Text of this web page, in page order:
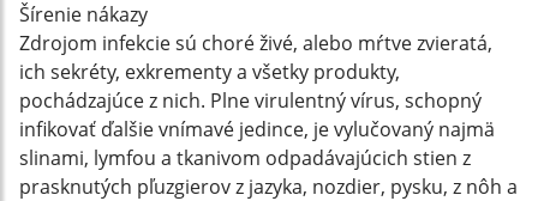
Šírenie nákazy
Zdrojom infekcie sú choré živé, alebo mŕtve zvieratá,
ich sekréty, exkrementy a všetky produkty,
pochádzajúce z nich. Plne virulentný vírus, schopný
infikovať ďalšie vnímavé jedince, je vylučovaný najmä
slinami, lymfou a tkanivom odpadávajúcich stien z
prasknutých pľuzgierov z jazyka, nozdier, pysku, z nôh a